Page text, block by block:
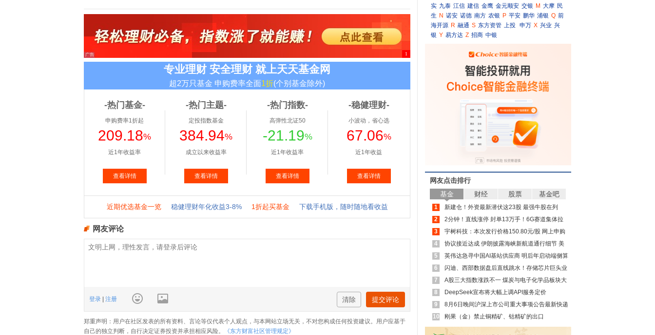
网友评论
登录 注册 清除 提交评论
郑重声明：用户在社区发表的所有资料、言论等仅代表个人观点，与本网站立场无关，不对您构成任何投资建议。用户应基于
自己的独立判断，自行决定证券投资并承担相应风险。
《东方财富社区管理规定》
实 九泰 江信 建信 金鹰 金元顺安 交银 M 大摩 民
生 N 诺安 诺德 南方 农银 P 平安 鹏华 浦银 Q 前
海开源 R 融通 S 东方资管 上投 申万 X 兴业 兴
银 Y 易方达 Z 招商 中银
网友点击排行
基金
财经 股票 基金吧
1
新建仓！外资最新潜伏这23股 最强牛股在列
2
2分钟！直线涨停 封单13万手！6G赛道集体拉
升
3
宇树科技：本次发行价格150.80元/股 网上申购
日为8月10日
4
协议接近达成 伊朗披露海峡新航道通行细节 美
方再提“倒计时”
5
英伟达急寻中国AI基站供应商 明后年启动端侧算
力组网
6
闪迪、西部数据盘后直线跳水！存储芯片巨头业
绩利空来袭
7
A股三大指数涨跌不一 煤炭与电子化学品板块大
涨
8
DeepSeek宣布将大幅上调API服务定价
9
8月6日晚间沪深上市公司重大事项公告最新快递
10
刚果（金）禁止铜精矿、钴精矿的出口